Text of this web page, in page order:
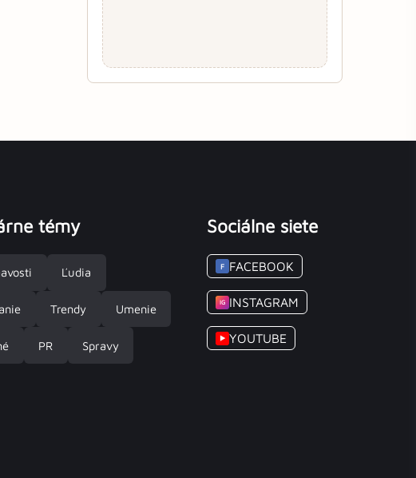
témy
Ľudia
Trendy Umenie
PR Spravy
Sociálne siete
F FACEBOOK
IG INSTAGRAM
▶ YOUTUBE